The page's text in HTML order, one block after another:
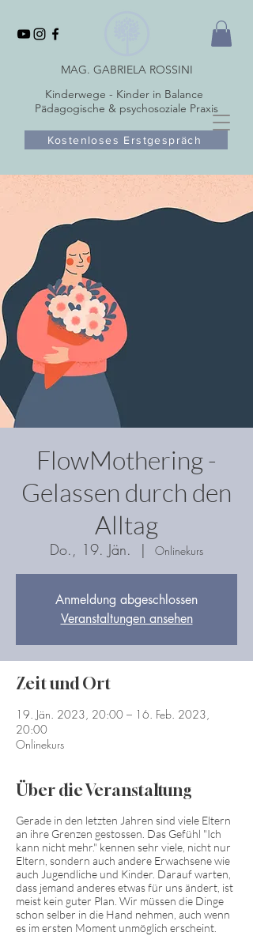
MAG. GABRIELA ROSSINI
Kinderwege - Kinder in Balance
Pädagogische & psychosoziale Praxis
Kostenloses Erstgespräch
FlowMothering -
Gelassen durch den
Alltag
Do., 19. Jän.
  |
Onlinekurs
Anmeldung abgeschlossen
Veranstaltungen ansehen
Zeit und Ort
19. Jän. 2023, 20:00 – 16. Feb. 2023,
20:00
Onlinekurs
Über die Veranstaltung
Gerade in den letzten Jahren sind viele Eltern
an ihre Grenzen gestossen. Das Gefühl "Ich
kann nicht mehr." kennen sehr viele, nicht nur
Eltern, sondern auch andere Erwachsene wie
auch Jugendliche und Kinder. Darauf warten,
dass jemand anderes etwas für uns ändert, ist
meist kein guter Plan. Wir müssen die Dinge
schon selber in die Hand nehmen, auch wenn
es im ersten Moment unmöglich erscheint.